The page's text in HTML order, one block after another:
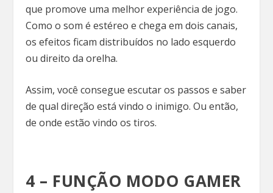
que promove uma melhor experiência de jogo.
Como o som é estéreo e chega em dois canais,
os efeitos ficam distribuídos no lado esquerdo
ou direito da orelha.
Assim, você consegue escutar os passos e saber
de qual direção está vindo o inimigo. Ou então,
de onde estão vindo os tiros.
4 – FUNÇÃO MODO GAMER